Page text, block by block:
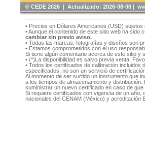
®️ CEDE 2026 | Actualizado: 2026-08-06 |
• Precios en Dólares Americanos (USD) sujetos
• Aunque el contenido de este sitio web ha
cambiar sin previo aviso.
• Todas las marcas, fotografías y diseños son
• Estamos comprometidos con el uso
Si tiene algún comentario acerca de este sitio
• (*)La disponibilidad es salvo previa venta.
• Todos los certificados de calibración incluidos
especificados, no son un servició de certificación
Al momento de ser surtido un instrumento que
a los tiempos de almacenamiento y
suministrar un nuevo certificado en caso de
Si requiere certificados con vigencia de un
nacionales del CENAM (México) y acreditación